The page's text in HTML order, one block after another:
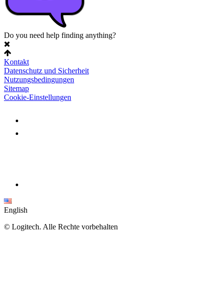
Do you need help finding anything?
Kontakt
Datenschutz und Sicherheit
Nutzungsbedingungen
Sitemap
Cookie-Einstellungen
English
© Logitech. Alle Rechte vorbehalten